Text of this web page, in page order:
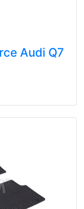
Audi Q7